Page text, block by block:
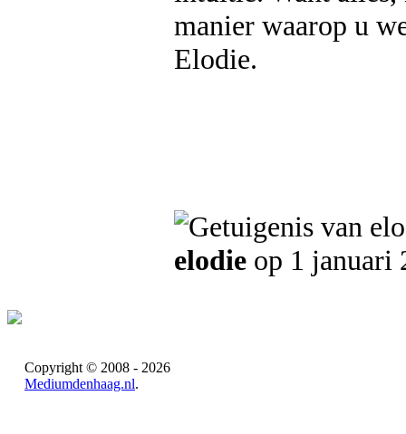
manier waarop u
Elodie.
elodie op 1 januari
Copyright © 2008 - 2026
Mediumdenhaag.nl.